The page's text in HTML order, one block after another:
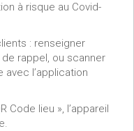
à risque au Covid-
: renseigner
rappel, ou scanner
avec l’application
Code lieu », l’appareil